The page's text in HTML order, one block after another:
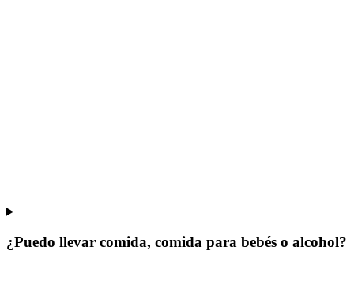
¿Puedo llevar comida, comida para bebés o alcohol?